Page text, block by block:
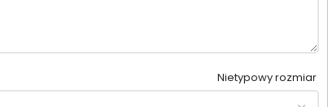
Nietypowy rozmiar